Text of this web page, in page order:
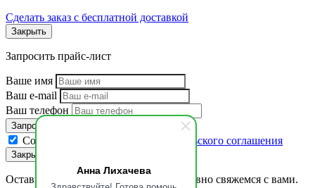
Анна Лихачева
Сделать заказ с бесплатной доставкой
Закрыть
Запросить прайс-лист
Ваше имя
Ваш e-mail
Ваш телефон
Запросить
Согласен с условиями Пользовательского соглашения
Закрыть
Оставьте ваши контакты, и мы оперативно свяжемся с вами.